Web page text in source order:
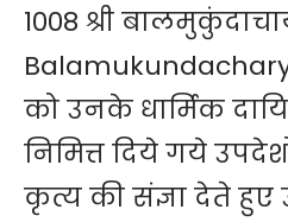
1008 श्री
को उनके धार्मिक
निमित्त दिये गये
कृत्य की संज्ञा देते हुए